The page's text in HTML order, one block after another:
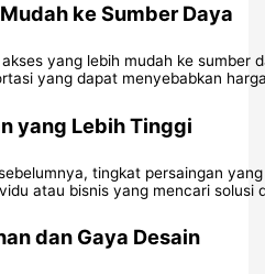
ke Sumber Daya
yang lebih mudah ke
yang dapat menyebabkan
yang Lebih Tinggi
tingkat persaingan
atau bisnis yang mencari solusi
dan Gaya Desain